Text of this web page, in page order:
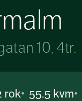
10, 4tr.
rok 55.5 kvm